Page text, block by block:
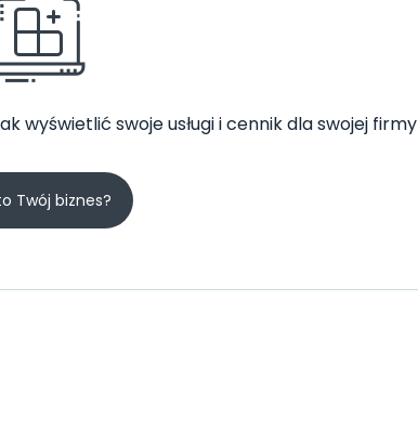
wyświetlić swoje usługi i cennik dla swojej firmy
Twój biznes?